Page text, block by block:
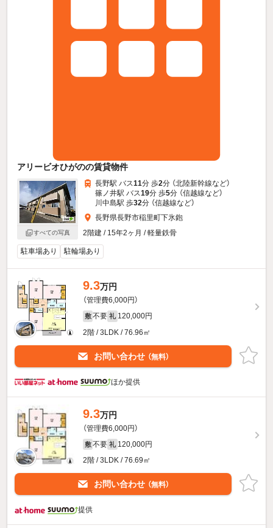
アリービオひがのの賃貸物件
すべての写真
長野駅 バス11分 歩2分 （北陸新幹線など）
篠ノ井駅 バス19分 歩5分 （信越線など）
川中島駅 歩32分 （信越線など）
長野県長野市稲里町下氷鉋
2階建 / 15年2ヶ月 / 軽量鉄骨
駐車場あり 駐輪場あり
9.3万円
（管理費6,000円）
敷 不要 礼 120,000円
2階 / 3LDK / 76.96㎡
お問い合わせ （無料）
ほか提供
9.3万円
（管理費6,000円）
敷 不要 礼 120,000円
2階 / 3LDK / 76.69㎡
お問い合わせ （無料）
提供